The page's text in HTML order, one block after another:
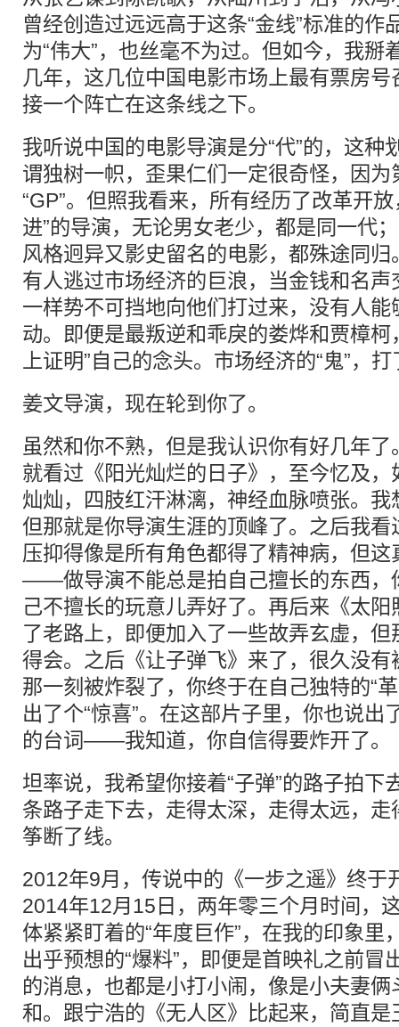
曾经创造过远远高于这条“金线”标准的作
为“伟大”，也丝毫不为过。但如今，我掰
几年，这几位中国电影市场上最有票房
接一个阵亡在这条线之下。
我听说中国的电影导演是分“代”的，这种
谓独树一帜，歪果仁们一定很奇怪，因
“GP”。但照我看来，所有经历了改革开
进”的导演，无论男女老少，都是同一代
风格迥异又影史留名的电影，都殊途同
有人逃过市场经济的巨浪，当金钱和名
一样势不可挡地向他们打过来，没有人
动。即便是最叛逆和乖戾的娄烨和贾樟柯
上证明”自己的念头。市场经济的“鬼”，
姜文导演，现在轮到你了。
虽然和你不熟，但是我认识你有好几年
就看过《阳光灿烂的日子》，至今忆及，
灿灿，四肢红汗淋漓，神经血脉喷张。
但那就是你导演生涯的顶峰了。之后我
压抑得像是所有角色都得了精神病，但
——做导演不能总是拍自己擅长的东西，
己不擅长的玩意儿弄好了。再后来《太
了老路上，即便加入了一些故弄玄虚，
得会。之后《让子弹飞》来了，很久没
那一刻被炸裂了，你终于在自己独特的“
出了个“惊喜”。在这部片子里，你也说出
的台词——我知道，你自信得要炸开了。
坦率说，我希望你接着“子弹”的路子拍下
条路子走下去，走得太深，走得太远，
筝断了线。
2012年9月，传说中的《一步之遥》终于
2014年12月15日，两年零三个月时间，
体紧紧盯着的“年度巨作”，在我的印象里
出乎预想的“爆料”，即便是首映礼之前冒
的消息，也都是小打小闹，像是小夫妻
和。跟宁浩的《无人区》比起来，简直